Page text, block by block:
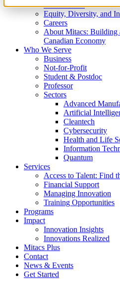
What We Do
Equity, Diversity, and
Careers
About Mitacs: Building
Canadian Economy
Who We Serve
Business
Not-for-Profit
Student & Postdoc
Professor
Sectors
Advanced
Artificial
Cleantech
Cybersecurity
Health and Life
Information
Quantum
Services
Access to Talent: Find
Financial Support
Managing Innovation
Training Opportunities
Programs
Impact
Innovation Insights
Innovations Realized
Mitacs Plus
Contact
News & Events
Get Started